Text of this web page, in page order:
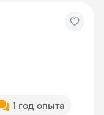
1 год опыта